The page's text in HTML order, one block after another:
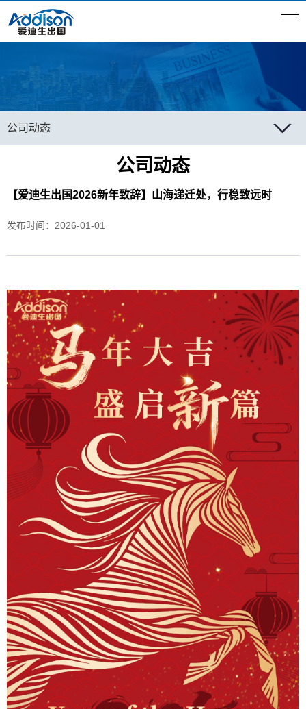
公司动态
公司动态
【爱迪生出国2026新年致辞】山海递迁处，行稳致远时
发布时间：2026-01-01